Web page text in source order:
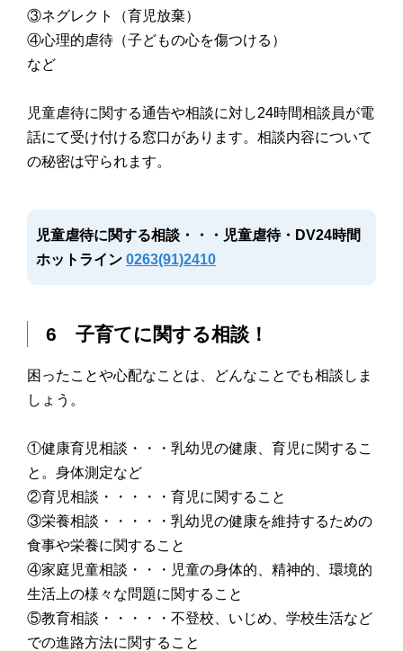
③ネグレクト（育児放棄）
④心理的虐待（子どもの心を傷つける）
など
児童虐待に関する通告や相談に対し24時間相談員が電
話にて受け付ける窓口があります。相談内容について
の秘密は守られます。
児童虐待に関する相談・・・児童虐待・DV24時間
ホットライン 0263(91)2410
6 子育てに関する相談！
困ったことや心配なことは、どんなことでも相談しま
しょう。
①健康育児相談・・・乳幼児の健康、育児に関するこ
と。身体測定など
②育児相談・・・・・育児に関すること
③栄養相談・・・・・乳幼児の健康を維持するための
食事や栄養に関すること
④家庭児童相談・・・児童の身体的、精神的、環境的
生活上の様々な問題に関すること
⑤教育相談・・・・・不登校、いじめ、学校生活など
での進路方法に関すること